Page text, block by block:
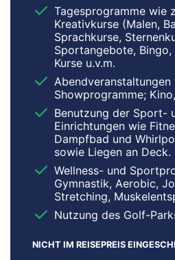
Tagesprogramme wie
Kreativkurse (Malen,
Sprachkurse,
Sportangebote,
Kurse u.v.m.
Showprogramme;
Benutzung der Sport-
Einrichtungen wie
Dampfbad und
sowie Liegen an Deck.
Wellness- und
Gymnastik, Aerobic,
Stretching,
Nutzung des Golf-
NICHT IM REISEPREIS